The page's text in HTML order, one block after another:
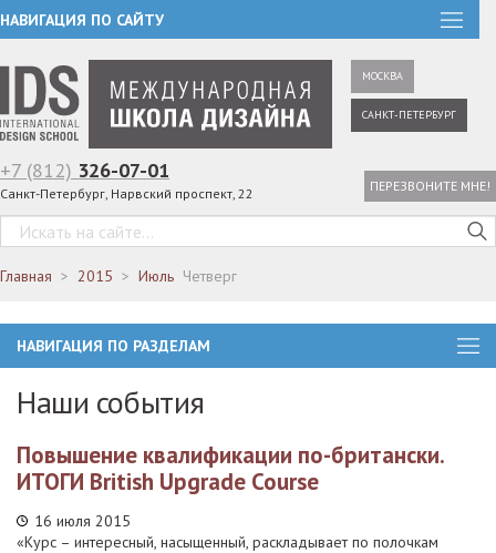
НАВИГАЦИЯ ПО САЙТУ
МОСКВА
САНКТ-ПЕТЕРБУРГ
+7 (812) 326-07-01
Санкт-Петербург, Нарвский проспект, 22 ПЕРЕЗВОНИТЕ МНЕ!
Главная 2015 Июль Четверг
НАВИГАЦИЯ ПО РАЗДЕЛАМ
Наши события
Повышение квалификации по-британски.
ИТОГИ British Upgrade Course
16 июля 2015
«Курс – интересный, насыщенный, раскладывает по полочкам